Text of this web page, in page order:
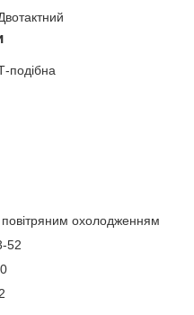
подібна
охолодженням
52